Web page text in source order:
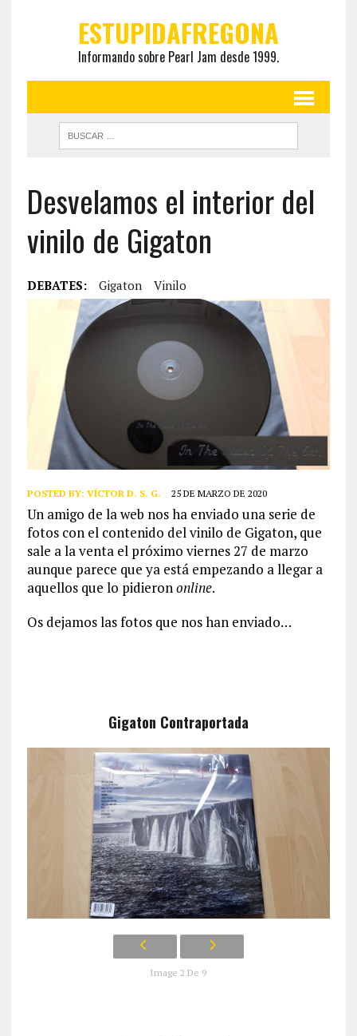
ESTUPIDAFREGONA
Informando sobre Pearl Jam desde 1999.
Desvelamos el interior del
vinilo de Gigaton
DEBATES: Gigaton Vinilo
POSTED BY: VÍCTOR D. S. G. 25 DE MARZO DE 2020
Un amigo de la web nos ha enviado una serie de
fotos con el contenido del vinilo de Gigaton, que
sale a la venta el próximo viernes 27 de marzo
aunque parece que ya está empezando a llegar a
aquellos que lo pidierononline.
Os dejamos las fotos que nos han enviado…
Gigaton Contraportada
Image 2 De 9